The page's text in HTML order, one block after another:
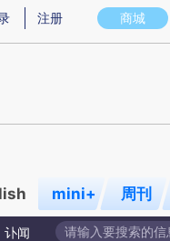
意图存在偏差。不代表财新观
商城
注册
mini+ 周刊
讣闻